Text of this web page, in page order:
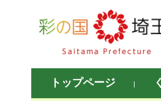
彩の国 埼玉県
トップページ